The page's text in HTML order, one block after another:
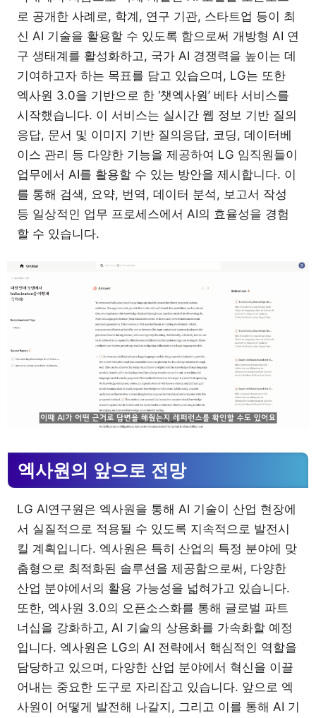
로 공개한 사례로, 학계, 연구 기관, 스타트업 등이 최
신 AI 기술을 활용할 수 있도록 함으로써 개방형 AI 연
구 생태계를 활성화하고, 국가 AI 경쟁력을 높이는 데
기여하고자 하는 목표를 담고 있습으며, LG는 또한
엑사원 3.0을 기반으로 한 ‘챗엑사원’ 베타 서비스를
시작했습니다. 이 서비스는 실시간 웹 정보 기반 질의
응답, 문서 및 이미지 기반 질의응답, 코딩, 데이터베
이스 관리 등 다양한 기능을 제공하여 LG 임직원들이
업무에서 AI를 활용할 수 있는 방안을 제시합니다. 이
를 통해 검색, 요약, 번역, 데이터 분석, 보고서 작성
등 일상적인 업무 프로세스에서 AI의 효율성을 경험
할 수 있습니다.
엑사원의 앞으로 전망
LG AI연구원은 엑사원을 통해 AI 기술이 산업 현장에
서 실질적으로 적용될 수 있도록 지속적으로 발전시
킬 계획입니다. 엑사원은 특히 산업의 특정 분야에 맞
춤형으로 최적화된 솔루션을 제공함으로써, 다양한
산업 분야에서의 활용 가능성을 넓혀가고 있습니다.
또한, 엑사원 3.0의 오픈소스화를 통해 글로벌 파트
너십을 강화하고, AI 기술의 상용화를 가속화할 예정
입니다. 엑사원은 LG의 AI 전략에서 핵심적인 역할을
담당하고 있으며, 다양한 산업 분야에서 혁신을 이끌
어내는 중요한 도구로 자리잡고 있습니다. 앞으로 엑
사원이 어떻게 발전해 나갈지, 그리고 이를 통해 AI 기